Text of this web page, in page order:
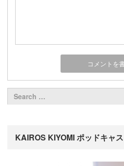
KAIROS KIYOMI ポッドキャ